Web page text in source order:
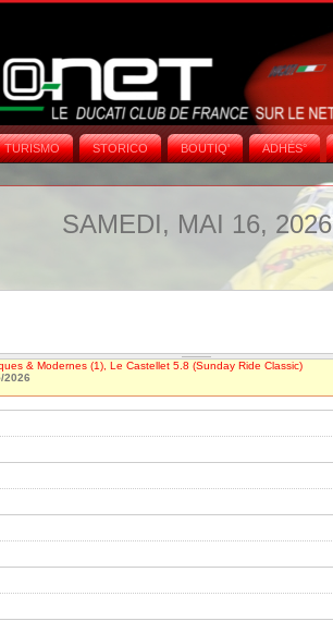
TURISMO STORICO BOUTIQ' ADHÉS°
SAMEDI, MAI 16, 2026
& Modernes (1), Le Castellet 5.8 (Sunday Ride Classic)
2026